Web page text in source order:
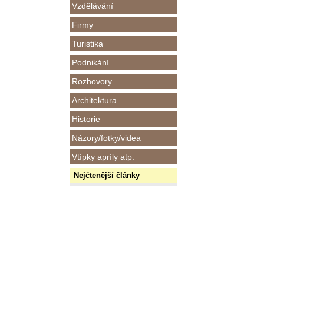
Vzdělávání
Firmy
Turistika
Podnikání
Rozhovory
Architektura
Historie
Názory/fotky/videa
Vtípky apríly atp.
Nejčtenější články